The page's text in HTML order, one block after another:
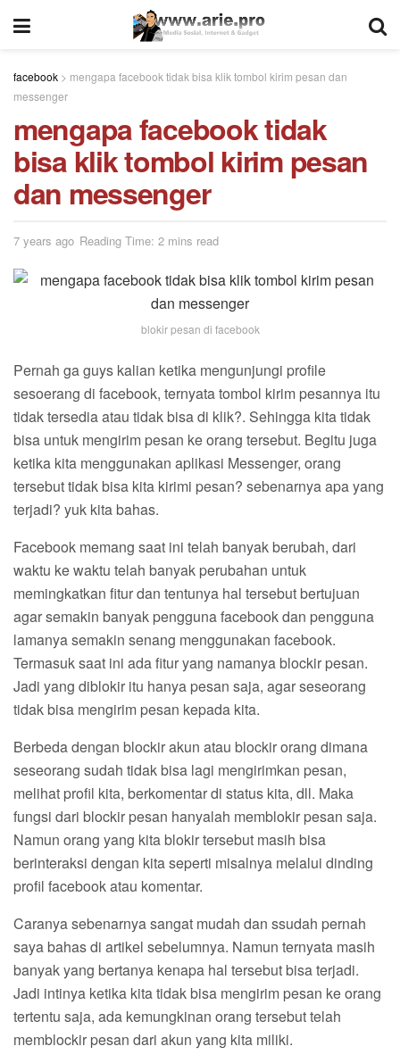
facebook > mengapa facebook tidak bisa klik tombol kirim pesan dan
messenger
mengapa facebook tidak
bisa klik tombol kirim pesan
dan messenger
7 years ago Reading Time: 2 mins read
blokir pesan di facebook
Pernah ga guys kalian ketika mengunjungi profile
sesoerang di facebook, ternyata tombol kirim pesannya itu
tidak tersedia atau tidak bisa di klik?. Sehingga kita tidak
bisa untuk mengirim pesan ke orang tersebut. Begitu juga
ketika kita menggunakan aplikasi Messenger, orang
tersebut tidak bisa kita kirimi pesan? sebenarnya apa yang
terjadi? yuk kita bahas.
Facebook memang saat ini telah banyak berubah, dari
waktu ke waktu telah banyak perubahan untuk
memingkatkan fitur dan tentunya hal tersebut bertujuan
agar semakin banyak pengguna facebook dan pengguna
lamanya semakin senang menggunakan facebook.
Termasuk saat ini ada fitur yang namanya blockir pesan.
Jadi yang diblokir itu hanya pesan saja, agar seseorang
tidak bisa mengirim pesan kepada kita.
Berbeda dengan blockir akun atau blockir orang dimana
seseorang sudah tidak bisa lagi mengirimkan pesan,
melihat profil kita, berkomentar di status kita, dll. Maka
fungsi dari blockir pesan hanyalah memblokir pesan saja.
Namun orang yang kita blokir tersebut masih bisa
berinteraksi dengan kita seperti misalnya melalui dinding
profil facebook atau komentar.
Caranya sebenarnya sangat mudah dan ssudah pernah
saya bahas di artikel sebelumnya. Namun ternyata masih
banyak yang bertanya kenapa hal tersebut bisa terjadi.
Jadi intinya ketika kita tidak bisa mengirim pesan ke orang
tertentu saja, ada kemungkinan orang tersebut telah
memblockir pesan dari akun yang kita miliki.